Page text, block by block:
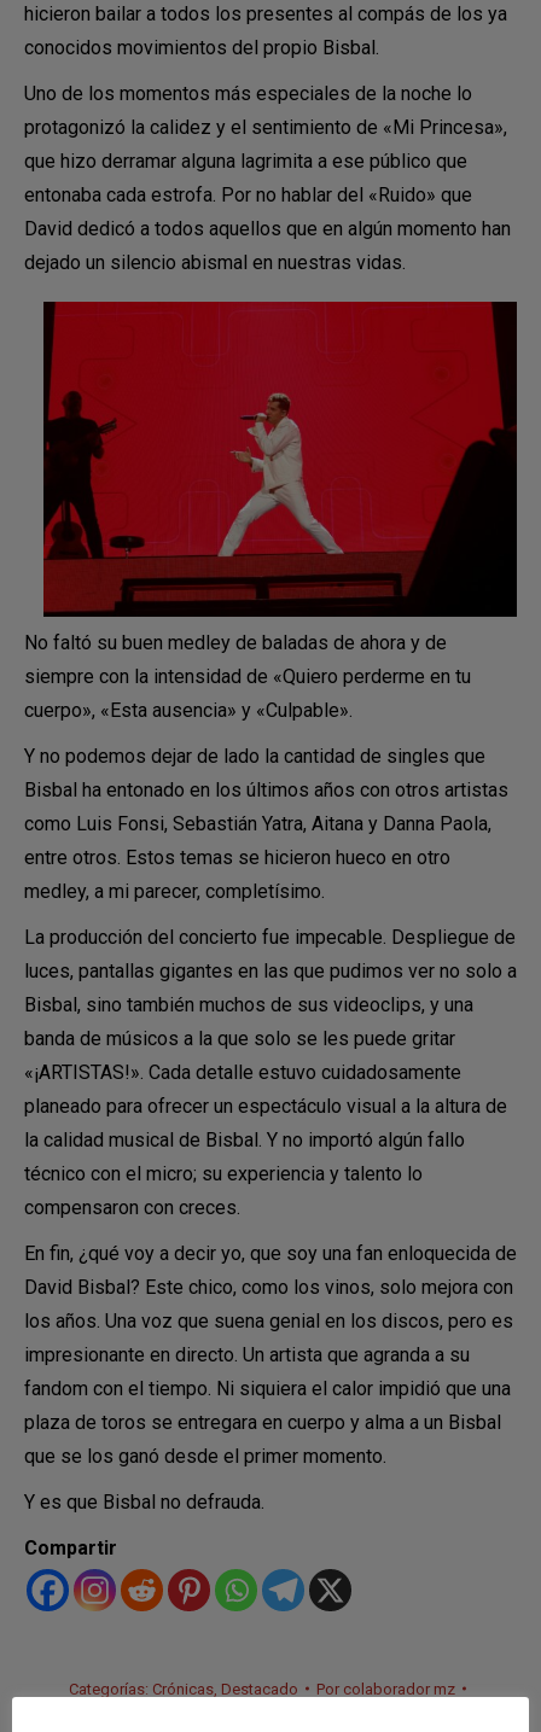
hicieron bailar a todos los presentes al compás de los ya
conocidos movimientos del propio Bisbal.
Uno de los momentos más especiales de la noche lo
protagonizó la calidez y el sentimiento de «Mi Princesa»,
que hizo derramar alguna lagrimita a ese público que
entonaba cada estrofa. Por no hablar del «Ruido» que
David dedicó a todos aquellos que en algún momento han
dejado un silencio abismal en nuestras vidas.
No faltó su buen medley de baladas de ahora y de
siempre con la intensidad de «Quiero perderme en tu
cuerpo», «Esta ausencia» y «Culpable».
Y no podemos dejar de lado la cantidad de singles que
Bisbal ha entonado en los últimos años con otros artistas
como Luis Fonsi, Sebastián Yatra, Aitana y Danna Paola,
entre otros. Estos temas se hicieron hueco en otro
medley, a mi parecer, completísimo.
La producción del concierto fue impecable. Despliegue de
luces, pantallas gigantes en las que pudimos ver no solo a
Bisbal, sino también muchos de sus videoclips, y una
banda de músicos a la que solo se les puede gritar
«¡ARTISTAS!». Cada detalle estuvo cuidadosamente
planeado para ofrecer un espectáculo visual a la altura de
la calidad musical de Bisbal. Y no importó algún fallo
técnico con el micro; su experiencia y talento lo
compensaron con creces.
En fin, ¿qué voy a decir yo, que soy una fan enloquecida de
David Bisbal? Este chico, como los vinos, solo mejora con
los años. Una voz que suena genial en los discos, pero es
impresionante en directo. Un artista que agranda a su
fandom con el tiempo. Ni siquiera el calor impidió que una
plaza de toros se entregara en cuerpo y alma a un Bisbal
que se los ganó desde el primer momento.
Y es que Bisbal no defrauda.
Compartir
Categorías: Crónicas, Destacado Por colaborador mz